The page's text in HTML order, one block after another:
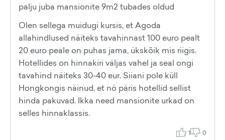
palju juba mansionite 9m2 tubades oldud
Olen sellega muidugi kursis, et Agoda
allahindlused näiteks tavahinnast 100 euro pealt
20 euro peale on puhas jama, ükskõik mis riigis.
Hotellides on hinnakiri väljas vahel ja seal ongi
tavahind näiteks 30-40 eur. Siiani pole küll
Hongkongis näinud, et nö päris hotellid sellist
hinda pakuvad. Ikka need mansionite urkad on
selles hinnaklassis.
1 0